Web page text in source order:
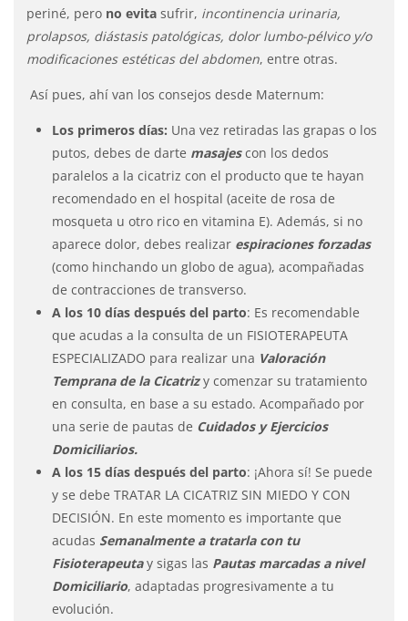
periné, pero no evita sufrir, incontinencia urinaria,
prolapsos, diástasis patológicas, dolor lumbo-pélvico y/o
modificaciones estéticas del abdomen, entre otras.
Así pues, ahí van los consejos desde Maternum:
Los primeros días: Una vez retiradas las grapas o los
putos, debes de darte masajes con los dedos
paralelos a la cicatriz con el producto que te hayan
recomendado en el hospital (aceite de rosa de
mosqueta u otro rico en vitamina E). Además, si no
aparece dolor, debes realizar espiraciones forzadas
(como hinchando un globo de agua), acompañadas
de contracciones de transverso.
A los 10 días después del parto: Es recomendable
que acudas a la consulta de un FISIOTERAPEUTA
ESPECIALIZADO para realizar una Valoración
Temprana de la Cicatrizy comenzar su tratamiento
en consulta, en base a su estado. Acompañado por
una serie de pautas de Cuidados y Ejercicios
Domiciliarios.
A los 15 días después del parto: ¡Ahora sí! Se puede
y se debe TRATAR LA CICATRIZ SIN MIEDO Y CON
DECISIÓN. En este momento es importante que
acudas Semanalmente a tratarla con tu
Fisioterapeutay sigas las Pautas marcadas a nivel
Domiciliario, adaptadas progresivamente a tu
evolución.